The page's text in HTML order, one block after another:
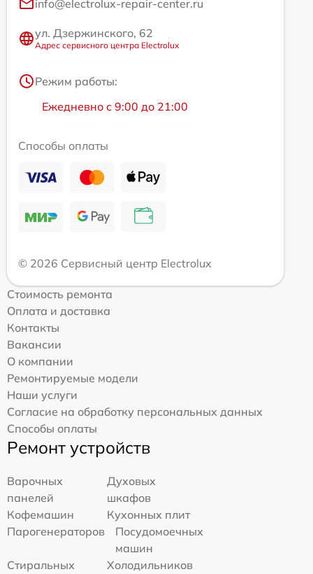
info@electrolux-repair-center.ru
ул. Дзержинского, 62
Адрес сервисного центра Electrolux
Режим работы:
Ежедневно с 9:00 до 21:00
Способы оплаты
© 2026 Сервисный центр Electrolux
Стоимость ремонта
Оплата и доставка
Контакты
Вакансии
О компании
Ремонтируемые модели
Наши услуги
Согласие на обработку персональных данных
Способы оплаты
Ремонт устройств
Варочных
панелей
Духовых
шкафов
Кофемашин
Кухонных плит
Парогенераторов
Посудомоечных
машин
Стиральных
Холодильников